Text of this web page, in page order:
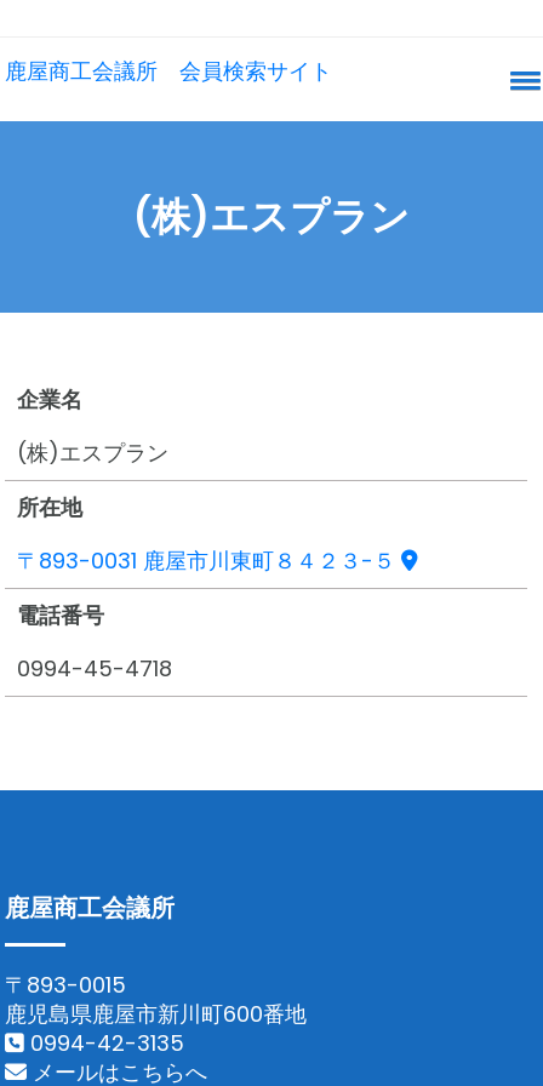
鹿屋商工会議所 会員検索サイト
(株)エスプラン
企業名
(株)エスプラン
所在地
〒893-0031 鹿屋市川東町８４２３-５
電話番号
0994-45-4718
鹿屋商工会議所
〒893-0015
鹿児島県鹿屋市新川町600番地
0994-42-3135
メールはこちらへ